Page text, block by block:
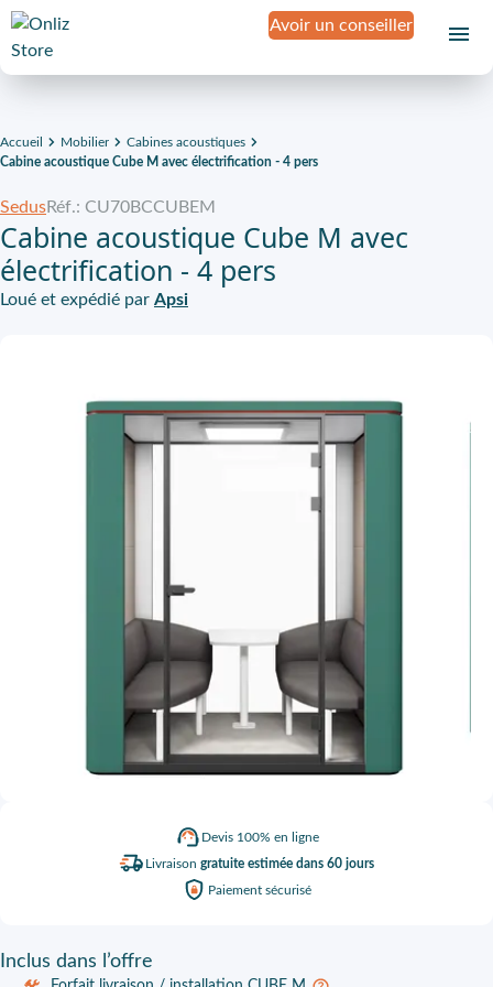
Avoir un conseiller
Accueil Mobilier
Cabines acoustiques
Cabine acoustique Cube M avec électrification - 4 pers
Devis 100% en ligne
Livraison gratuite estimée dans 60 jours
Paiement sécurisé
SedusRéf.: CU70BCCUBEM
Cabine acoustique Cube M avec
électrification - 4 pers
Loué et expédié par Apsi
Inclus dans l’offre